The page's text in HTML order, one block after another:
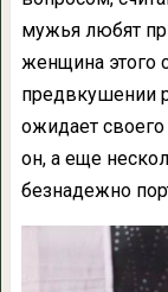
мужья любят
женщина этого
предвкушении
ожидает
он, а еще
безнадежно